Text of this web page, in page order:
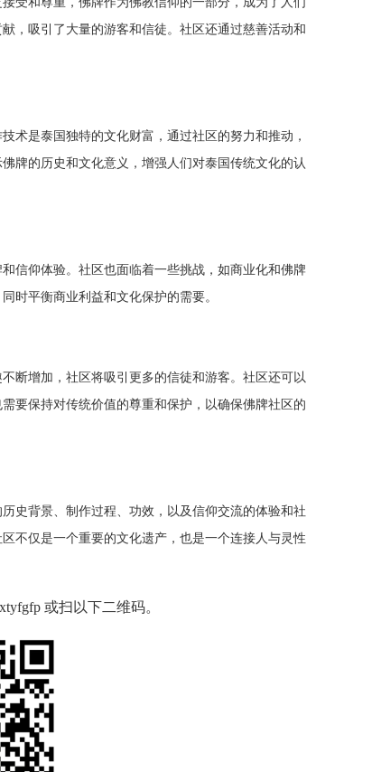
，吸引了大量的游客和信徒。社区还通过慈善活动和
术是泰国独特的文化财富，通过社区的努力和推动，
牌的历史和文化意义，增强人们对泰国传统文化的认
信仰体验。社区也面临着一些挑战，如商业化和佛牌
时平衡商业利益和文化保护的需要。
断增加，社区将吸引更多的信徒和游客。社区还可以
要保持对传统价值的尊重和保护，以确保佛牌社区的
史背景、制作过程、功效，以及信仰交流的体验和社
不仅是一个重要的文化遗产，也是一个连接人与灵性
或扫以下二维码。